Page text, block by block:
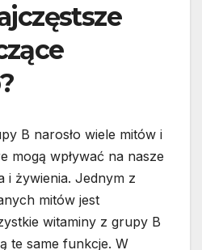
B narosło wiele mitów i
mogą wpływać na nasze
i żywienia. Jednym z
mitów jest
witaminy z grupy B
te same funkcje. W